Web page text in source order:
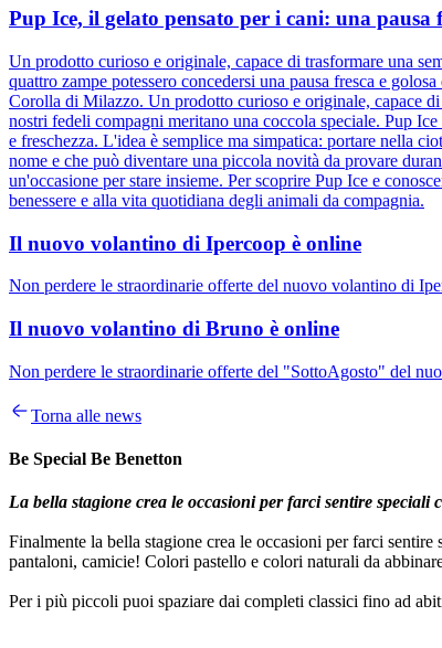
Pup Ice, il gelato pensato per i cani: una pausa
Un prodotto curioso e originale, capace di trasformare una
quattro zampe potessero concedersi una pausa fresca e
Corolla di Milazzo. Un prodotto curioso e originale, capace
nostri fedeli compagni meritano una coccola speciale. Pup
e freschezza. L'idea è semplice ma simpatica: portare nella
nome e che può diventare una piccola novità da provare
un'occasione per stare insieme. Per scoprire Pup Ice e
benessere e alla vita quotidiana degli animali da compagnia.
Il nuovo volantino di Ipercoop è online
Non perdere le straordinarie offerte del nuovo volantino di
Il nuovo volantino di Bruno è online
Non perdere le straordinarie offerte del "SottoAgosto" del
Torna alle news
Be Special Be Benetton
La bella stagione crea le occasioni per farci sentire
Finalmente la bella stagione crea le occasioni per farci sentire
pantaloni, camicie! Colori pastello e colori naturali da
Per i più piccoli puoi spaziare dai completi classici fino ad